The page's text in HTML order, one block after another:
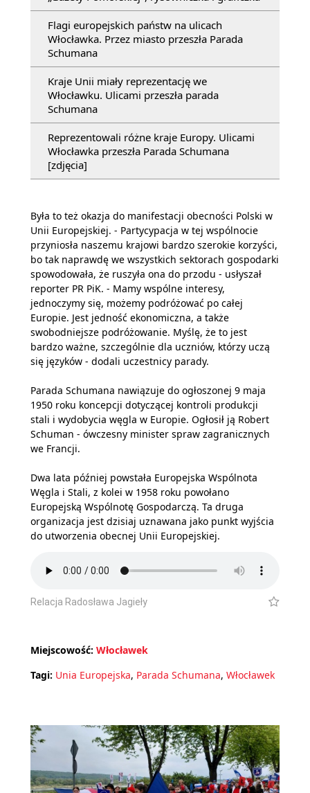
Flagi europejskich państw na ulicach
Włocławka. Przez miasto przeszła Parada
Schumana
Kraje Unii miały reprezentację we
Włocławku. Ulicami przeszła parada
Schumana
Reprezentowali różne kraje Europy. Ulicami
Włocławka przeszła Parada Schumana
[zdjęcia]
Była to też okazja do manifestacji obecności Polski w
Unii Europejskiej. - Partycypacja w tej wspólnocie
przyniosła naszemu krajowi bardzo szerokie korzyści,
bo tak naprawdę we wszystkich sektorach gospodarki
spowodowała, że ruszyła ona do przodu - usłyszał
reporter PR PiK. - Mamy wspólne interesy,
jednoczymy się, możemy podróżować po całej
Europie. Jest jedność ekonomiczna, a także
swobodniejsze podróżowanie. Myślę, że to jest
bardzo ważne, szczególnie dla uczniów, którzy uczą
się języków - dodali uczestnicy parady.
Parada Schumana nawiązuje do ogłoszonej 9 maja
1950 roku koncepcji dotyczącej kontroli produkcji
stali i wydobycia węgla w Europie. Ogłosił ją Robert
Schuman - ówczesny minister spraw zagranicznych
we Francji.
Dwa lata później powstała Europejska Wspólnota
Węgla i Stali, z kolei w 1958 roku powołano
Europejską Wspólnotę Gospodarczą. Ta druga
organizacja jest dzisiaj uznawana jako punkt wyjścia
do utworzenia obecnej Unii Europejskiej.
Relacja Radosława Jagieły
Miejscowość: Włocławek
Tagi: Unia Europejska, Parada Schumana, Włocławek